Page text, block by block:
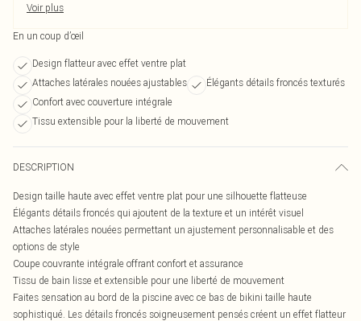
Voir plus
En un coup d’œil
Design flatteur avec effet ventre plat
Attaches latérales nouées ajustables
Élégants détails froncés texturés
Confort avec couverture intégrale
Tissu extensible pour la liberté de mouvement
DESCRIPTION
Design taille haute avec effet ventre plat pour une silhouette flatteuse
Élégants détails froncés qui ajoutent de la texture et un intérêt visuel
Attaches latérales nouées permettant un ajustement personnalisable et des
options de style
Coupe couvrante intégrale offrant confort et assurance
Tissu de bain lisse et extensible pour une liberté de mouvement
Faites sensation au bord de la piscine avec ce bas de bikini taille haute
sophistiqué. Les détails froncés soigneusement pensés créent un effet flatteur